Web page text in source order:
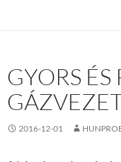
GYORS
2016-12-01